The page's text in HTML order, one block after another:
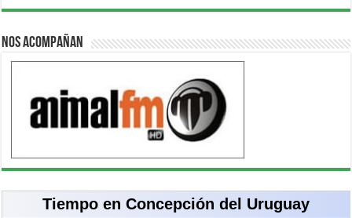
Nos acompañan
Tiempo en Concepción del Uruguay